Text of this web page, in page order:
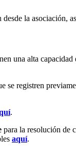
la
alta capacidad
se registren
.
para la resolución de
aquí.